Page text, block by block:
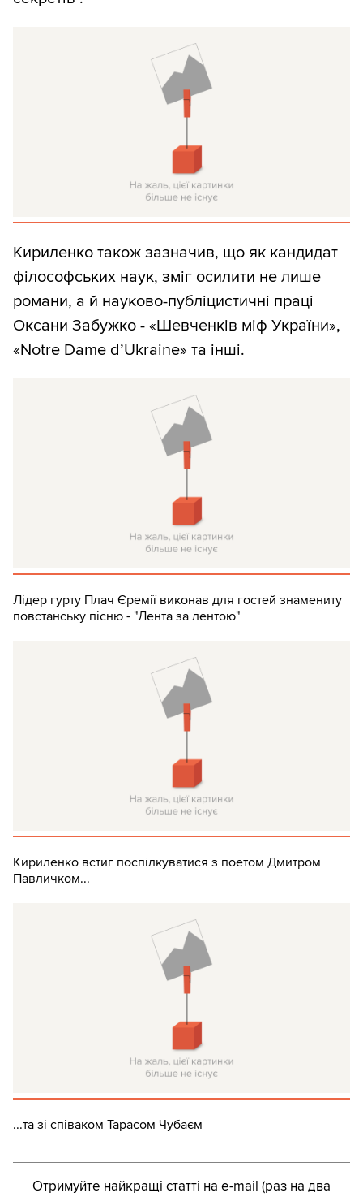
Кириленко також зазначив, що як кандидат
філософських наук, зміг осилити не лише
романи, а й науково-публіцистичні праці
Оксани Забужко - «Шевченків міф України»,
«Notre Dame d’Ukraine» та інші.
Лідер гурту Плач Єремії виконав для гостей знамениту
повстанську пісню - "Лента за лентою"
Кириленко встиг поспілкуватися з поетом Дмитром
Павличком...
...та зі співаком Тарасом Чубаєм
Отримуйте найкращі статті на e-mail (раз на два